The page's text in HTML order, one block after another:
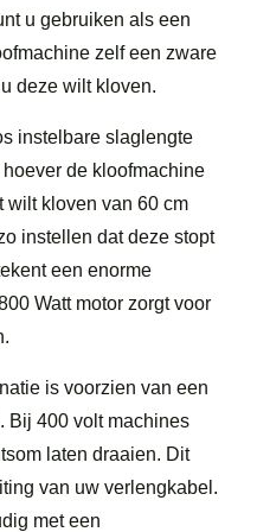
u gebruiken als een
zelf een zware
deze wilt kloven.
instelbare slaglengte
de kloofmachine
wilt kloven van 60 cm
instellen dat deze stopt
een enorme
Watt motor zorgt voor
is voorzien van een
Bij 400 volt machines
laten draaien. Dit
van uw verlengkabel.
met een